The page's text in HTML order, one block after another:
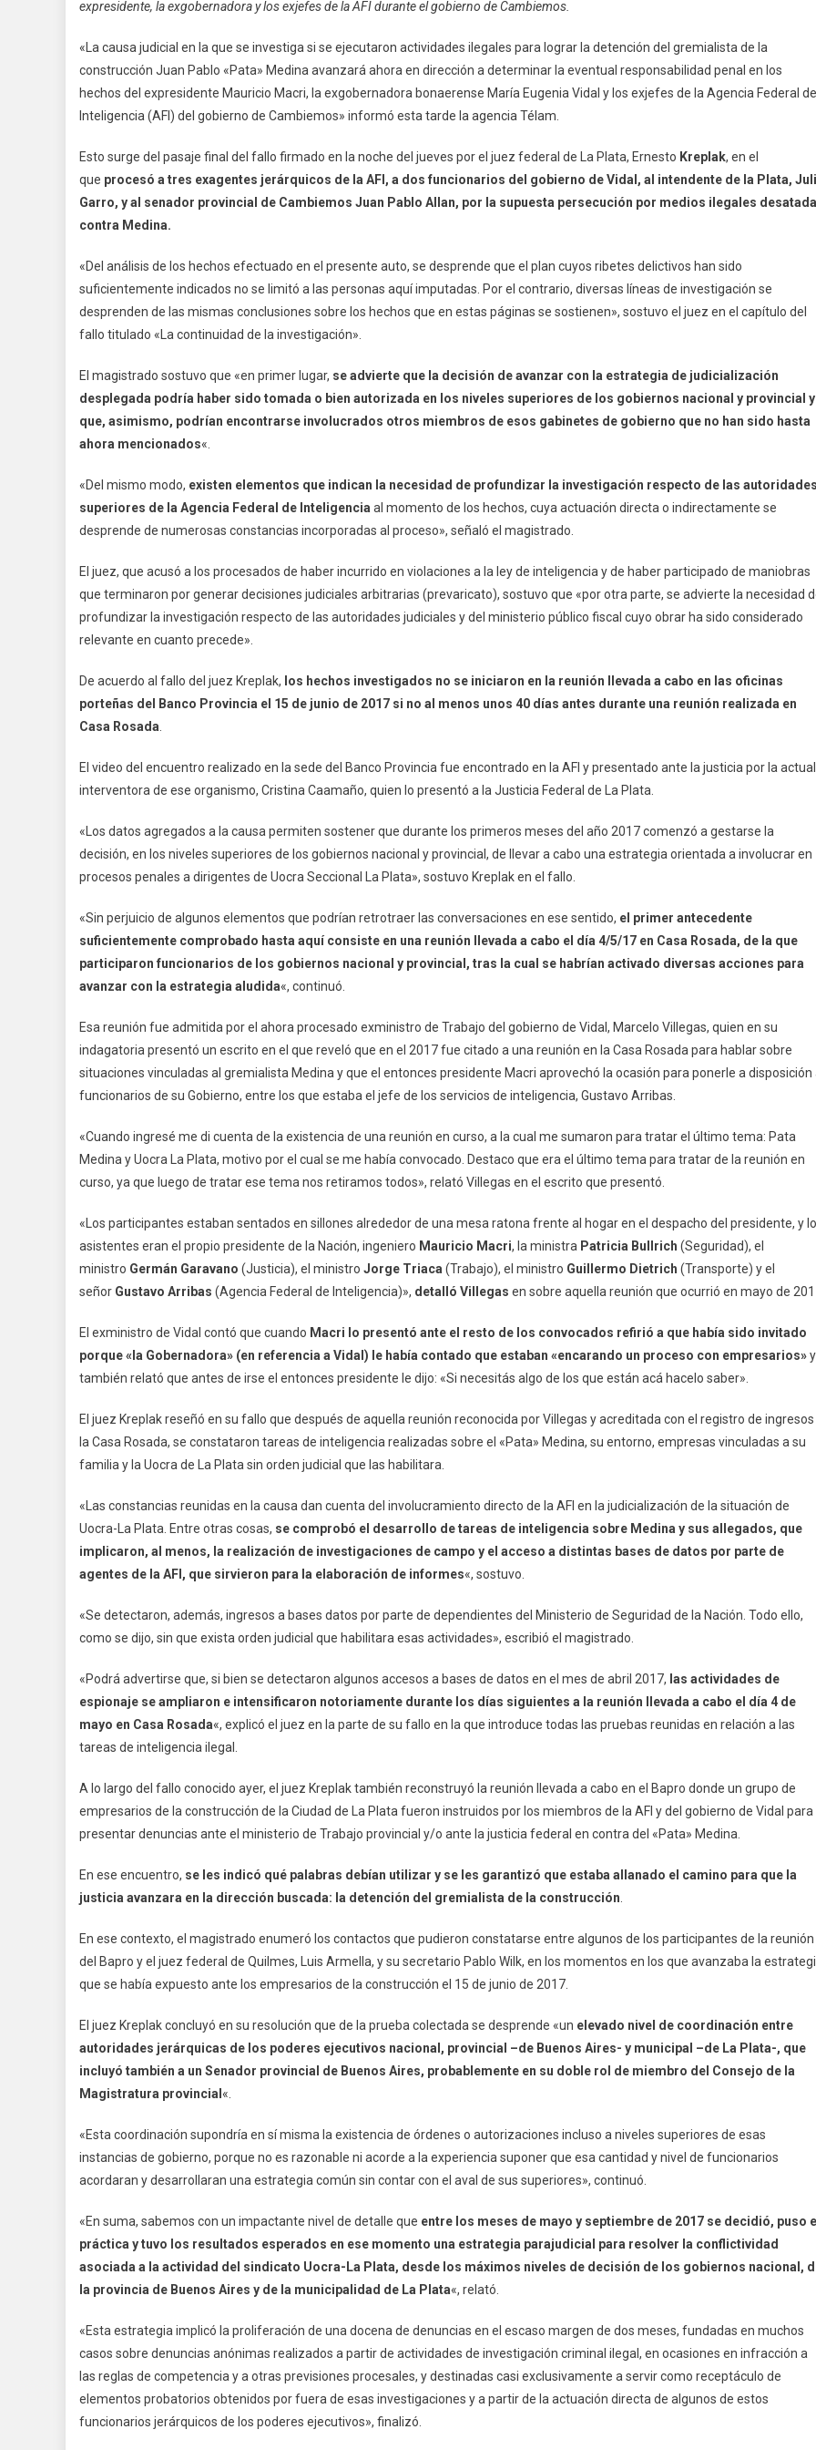
Vidal
La
Mira
De
La
Por
La
«Gestapo»
expresidente, la exgobernadora y los exjefes de la AFI durante el gobierno de Cambiemos.
«La causa judicial en la que se investiga si se ejecutaron actividades ilegales para lograr la detención del gremialista de la
construcción Juan Pablo «Pata» Medina avanzará ahora en dirección a determinar la eventual responsabilidad penal en los
hechos del expresidente Mauricio Macri, la exgobernadora bonaerense María Eugenia Vidal y los exjefes de la Agencia Federal de
Inteligencia (AFI) del gobierno de Cambiemos» informó esta tarde la agencia Télam.
Esto surge del pasaje final del fallo firmado en la noche del jueves por el juez federal de La Plata, Ernesto Kreplak, en el
que procesó a tres exagentes jerárquicos de la AFI, a dos funcionarios del gobierno de Vidal, al intendente de la Plata,
Garro, y al senador provincial de Cambiemos Juan Pablo Allan, por la supuesta persecución por medios ilegales desatada
contra Medina.
«Del análisis de los hechos efectuado en el presente auto, se desprende que el plan cuyos ribetes delictivos han sido
suficientemente indicados no se limitó a las personas aquí imputadas. Por el contrario, diversas líneas de investigación se
desprenden de las mismas conclusiones sobre los hechos que en estas páginas se sostienen», sostuvo el juez en el capítulo del
fallo titulado «La continuidad de la investigación».
El magistrado sostuvo que «en primer lugar, se advierte que la decisión de avanzar con la estrategia de judicialización
desplegada podría haber sido tomada o bien autorizada en los niveles superiores de los gobiernos nacional y provincial y
que, asimismo, podrían encontrarse involucrados otros miembros de esos gabinetes de gobierno que no han sido hasta
ahora mencionados«.
«Del mismo modo, existen elementos que indican la necesidad de profundizar la investigación respecto de las
superiores de la Agencia Federal de Inteligenciaal momento de los hechos, cuya actuación directa o indirectamente se
desprende de numerosas constancias incorporadas al proceso», señaló el magistrado.
El juez, que acusó a los procesados de haber incurrido en violaciones a la ley de inteligencia y de haber participado de maniobras
que terminaron por generar decisiones judiciales arbitrarias (prevaricato), sostuvo que «por otra parte, se advierte la necesidad
profundizar la investigación respecto de las autoridades judiciales y del ministerio público fiscal cuyo obrar ha sido considerado
relevante en cuanto precede».
De acuerdo al fallo del juez Kreplak, los hechos investigados no se iniciaron en la reunión llevada a cabo en las oficinas
porteñas del Banco Provincia el 15 de junio de 2017 si no al menos unos 40 días antes durante una reunión realizada en
Casa Rosada.
El video del encuentro realizado en la sede del Banco Provincia fue encontrado en la AFI y presentado ante la justicia por la actual
interventora de ese organismo, Cristina Caamaño, quien lo presentó a la Justicia Federal de La Plata.
«Los datos agregados a la causa permiten sostener que durante los primeros meses del año 2017 comenzó a gestarse la
decisión, en los niveles superiores de los gobiernos nacional y provincial, de llevar a cabo una estrategia orientada a involucrar en
procesos penales a dirigentes de Uocra Seccional La Plata», sostuvo Kreplak en el fallo.
«Sin perjuicio de algunos elementos que podrían retrotraer las conversaciones en ese sentido, el primer antecedente
suficientemente comprobado hasta aquí consiste en una reunión llevada a cabo el día 4/5/17 en Casa Rosada, de la que
participaron funcionarios de los gobiernos nacional y provincial, tras la cual se habrían activado diversas acciones para
avanzar con la estrategia aludida«, continuó.
Esa reunión fue admitida por el ahora procesado exministro de Trabajo del gobierno de Vidal, Marcelo Villegas, quien en su
indagatoria presentó un escrito en el que reveló que en el 2017 fue citado a una reunión en la Casa Rosada para hablar sobre
situaciones vinculadas al gremialista Medina y que el entonces presidente Macri aprovechó la ocasión para ponerle a disposición
funcionarios de su Gobierno, entre los que estaba el jefe de los servicios de inteligencia, Gustavo Arribas.
«Cuando ingresé me di cuenta de la existencia de una reunión en curso, a la cual me sumaron para tratar el último tema: Pata
Medina y Uocra La Plata, motivo por el cual se me había convocado. Destaco que era el último tema para tratar de la reunión en
curso, ya que luego de tratar ese tema nos retiramos todos», relató Villegas en el escrito que presentó.
«Los participantes estaban sentados en sillones alrededor de una mesa ratona frente al hogar en el despacho del presidente, y
asistentes eran el propio presidente de la Nación, ingeniero Mauricio Macri, la ministra Patricia Bullrich (Seguridad), el
ministro Germán Garavano (Justicia), el ministro Jorge Triaca(Trabajo), el ministro Guillermo Dietrich (Transporte) y el
señor Gustavo Arribas (Agencia Federal de Inteligencia)», detalló Villegas en sobre aquella reunión que ocurrió en mayo de
El exministro de Vidal contó que cuando Macri lo presentó ante el resto de los convocados refirió a que había sido invitado
porque «la Gobernadora» (en referencia a Vidal) le había contado que estaban «encarando un proceso con empresarios»y
también relató que antes de irse el entonces presidente le dijo: «Si necesitás algo de los que están acá hacelo saber».
El juez Kreplak reseñó en su fallo que después de aquella reunión reconocida por Villegas y acreditada con el registro de ingresos
la Casa Rosada, se constataron tareas de inteligencia realizadas sobre el «Pata» Medina, su entorno, empresas vinculadas a su
familia y la Uocra de La Plata sin orden judicial que las habilitara.
«Las constancias reunidas en la causa dan cuenta del involucramiento directo de la AFI en la judicialización de la situación de
Uocra-La Plata. Entre otras cosas, se comprobó el desarrollo de tareas de inteligencia sobre Medina y sus allegados, que
implicaron, al menos, la realización de investigaciones de campo y el acceso a distintas bases de datos por parte de
agentes de la AFI, que sirvieron para la elaboración de informes«, sostuvo.
«Se detectaron, además, ingresos a bases datos por parte de dependientes del Ministerio de Seguridad de la Nación. Todo ello,
como se dijo, sin que exista orden judicial que habilitara esas actividades», escribió el magistrado.
«Podrá advertirse que, si bien se detectaron algunos accesos a bases de datos en el mes de abril 2017, las actividades de
espionaje se ampliaron e intensificaron notoriamente durante los días siguientes a la reunión llevada a cabo el día 4 de
mayo en Casa Rosada«, explicó el juez en la parte de su fallo en la que introduce todas las pruebas reunidas en relación a las
tareas de inteligencia ilegal.
A lo largo del fallo conocido ayer, el juez Kreplak también reconstruyó la reunión llevada a cabo en el Bapro donde un grupo de
empresarios de la construcción de la Ciudad de La Plata fueron instruidos por los miembros de la AFI y del gobierno de Vidal para
presentar denuncias ante el ministerio de Trabajo provincial y/o ante la justicia federal en contra del «Pata» Medina.
En ese encuentro, se les indicó qué palabras debían utilizar y se les garantizó que estaba allanado el camino para que la
justicia avanzara en la dirección buscada: la detención del gremialista de la construcción.
En ese contexto, el magistrado enumeró los contactos que pudieron constatarse entre algunos de los participantes de la reunión
del Bapro y el juez federal de Quilmes, Luis Armella, y su secretario Pablo Wilk, en los momentos en los que avanzaba la
que se había expuesto ante los empresarios de la construcción el 15 de junio de 2017.
El juez Kreplak concluyó en su resolución que de la prueba colectada se desprende «un elevado nivel de coordinación entre
autoridades jerárquicas de los poderes ejecutivos nacional, provincial –de Buenos Aires- y municipal –de La Plata-, que
incluyó también a un Senador provincial de Buenos Aires, probablemente en su doble rol de miembro del Consejo de la
Magistratura provincial «.
«Esta coordinación supondría en sí misma la existencia de órdenes o autorizaciones incluso a niveles superiores de esas
instancias de gobierno, porque no es razonable ni acorde a la experiencia suponer que esa cantidad y nivel de funcionarios
acordaran y desarrollaran una estrategia común sin contar con el aval de sus superiores», continuó.
«En suma, sabemos con un impactante nivel de detalle que entre los meses de mayo y septiembre de 2017 se decidió, puso
práctica y tuvo los resultados esperados en ese momento una estrategia parajudicial para resolver la conflictividad
asociada a la actividad del sindicato Uocra-La Plata, desde los máximos niveles de decisión de los gobiernos nacional,
la provincia de Buenos Aires y de la municipalidad de La Plata«, relató.
«Esta estrategia implicó la proliferación de una docena de denuncias en el escaso margen de dos meses, fundadas en muchos
casos sobre denuncias anónimas realizados a partir de actividades de investigación criminal ilegal, en ocasiones en infracción a
las reglas de competencia y a otras previsiones procesales, y destinadas casi exclusivamente a servir como receptáculo de
elementos probatorios obtenidos por fuera de esas investigaciones y a partir de la actuación directa de algunos de estos
funcionarios jerárquicos de los poderes ejecutivos», finalizó.